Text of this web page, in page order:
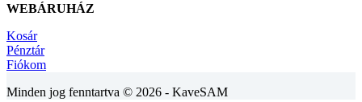
WEBÁRUHÁZ
Kosár
Pénztár
Fiókom
Minden jog fenntartva © 2026 - KaveSAM